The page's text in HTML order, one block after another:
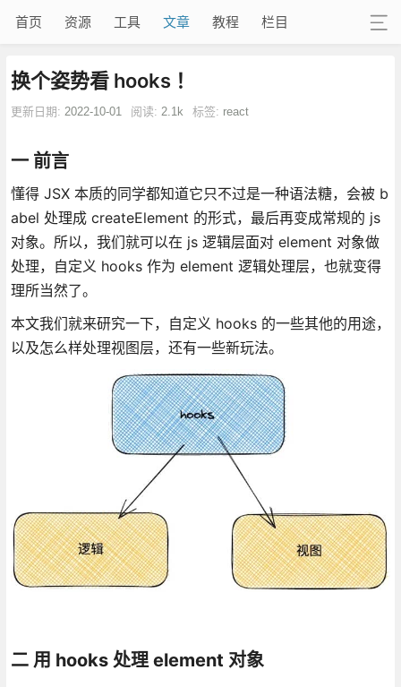
首页 资源 工具 文章 教程 栏目
换个姿势看 hooks ！
更新日期: 2022-10-01 阅读: 2.1k 标签: react
一 前言
懂得 JSX 本质的同学都知道它只不过是一种语法糖，会被 b
abel 处理成 createElement 的形式，最后再变成常规的 js
对象。所以，我们就可以在 js 逻辑层面对 element 对象做
处理，自定义 hooks 作为 element 逻辑处理层，也就变得
理所当然了。
本文我们就来研究一下，自定义 hooks 的一些其他的用途，
以及怎么样处理视图层，还有一些新玩法。
二 用 hooks 处理 element 对象